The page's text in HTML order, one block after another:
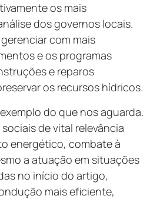
os mais
dos governos locais.
com mais
e os programas
e reparos
os recursos hídricos.
do que nos aguarda.
de vital relevância
energético, combate à
a atuação em situações
no início do artigo,
mais eficiente,